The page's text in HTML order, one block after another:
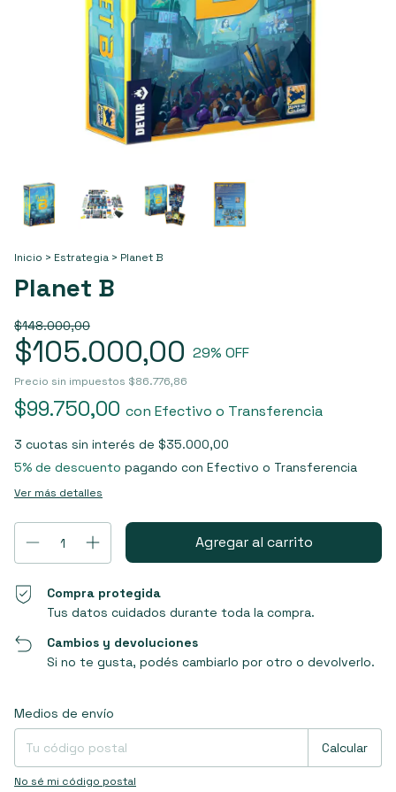
Inicio > Estrategia > Planet B
Planet B
$148.000,00
$105.000,00 29% OFF
Precio sin impuestos $86.776,86
$99.750,00 con Efectivo o Transferencia
3 cuotas sin interés de $35.000,00
5% de descuento pagando con Efectivo o Transferencia
Ver más detalles
Compra protegida
Tus datos cuidados durante toda la compra.
Cambios y devoluciones
Si no te gusta, podés cambiarlo por otro o devolverlo.
Entregas para el CP:
Medios de envío
Calcular
No sé mi código postal